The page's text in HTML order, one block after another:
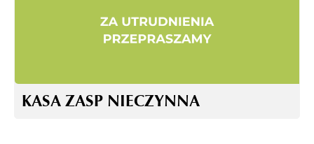
KASA ZASP NIECZYNNA